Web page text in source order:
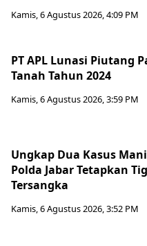
Kamis, 6 Agustus 2026, 4:09 PM
PT APL Lunasi Piutang
Tanah Tahun 2024
Kamis, 6 Agustus 2026, 3:59 PM
Ungkap Dua Kasus
Polda Jabar Tetapkan
Tersangka
Kamis, 6 Agustus 2026, 3:52 PM